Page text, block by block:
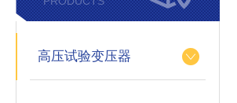
高压试验变压器